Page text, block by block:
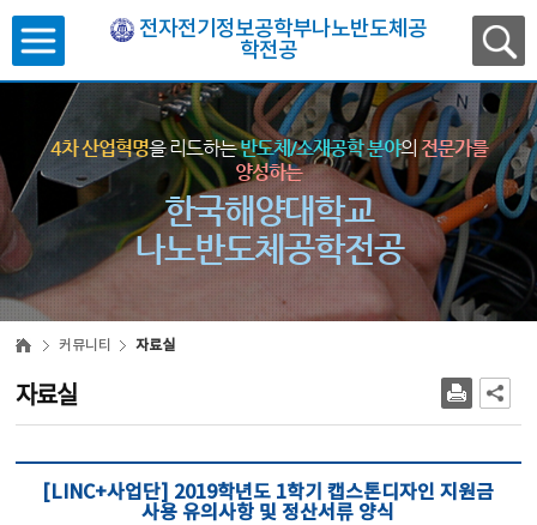
전자전기정보공학부나노반도체공
학전공
4차 산업혁명을 리드하는반도체/소재공학 분야의전문가를
양성하는
한국해양대학교
나노반도체공학전공
커뮤니티 자료실
자료실
[LINC+사업단] 2019학년도 1학기 캡스톤디자인 지원금
사용 유의사항 및 정산서류 양식